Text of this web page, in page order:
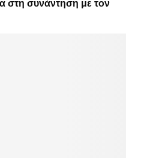
στη συνάντηση με τον